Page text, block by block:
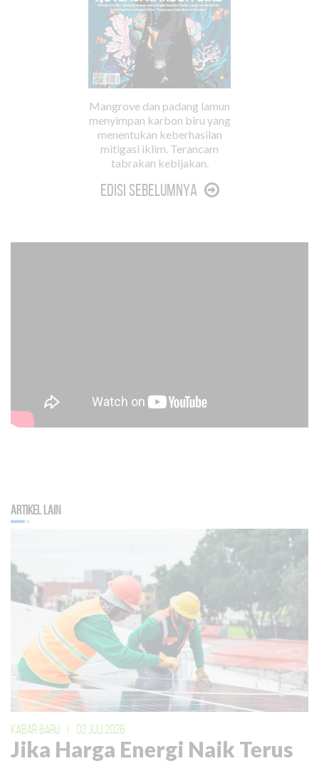
Mangrove dan padang lamun
menyimpan karbon biru yang
menentukan keberhasilan
mitigasi iklim. Terancam
tabrakan kebijakan.
Edisi Sebelumnya
Artikel Lain
KABAR BARU 02 JULI 2026
Jika Harga Energi Naik Terus